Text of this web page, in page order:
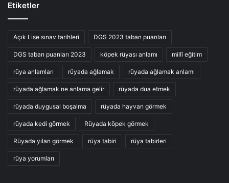
Etiketler
Açık Lise sınav tarihleri DGS 2023 taban puanları
DGS taban puanları 2023 köpek rüyası anlamı millî eğitim
rüya anlamları rüyada ağlamak rüyada ağlamak anlamı
rüyada ağlamak ne anlama gelir rüyada dua etmek
rüyada duygusal boşalma rüyada hayvan görmek
rüyada kedi görmek Rüyada köpek görmek
Rüyada yılan görmek rüya tabiri rüya tabirleri
rüya yorumları